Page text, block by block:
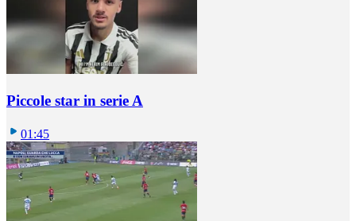
Piccole star in serie A
01:45